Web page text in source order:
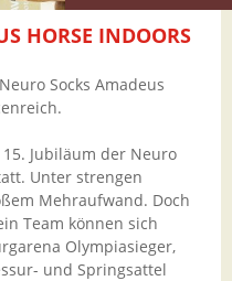
HORSE INDOORS
Socks Amadeus
Jubiläum der Neuro
Unter strengen
Mehraufwand. Doch
Team können sich
Olympiasieger,
und Springsattel